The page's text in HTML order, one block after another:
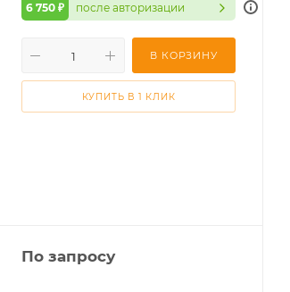
6 750 ₽ после авторизации
В КОРЗИНУ
КУПИТЬ В 1 КЛИК
По запросу